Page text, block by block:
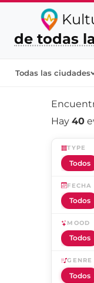
de todas
Todas las ciudades
Hay 40
TYPE
Todos
FECHA
Todos
MOOD
Todos
GENRE
Todos